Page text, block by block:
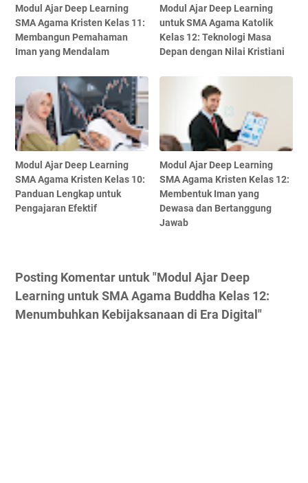
Modul Ajar Deep Learning
SMA Agama Kristen Kelas 11:
Membangun Pemahaman
Iman yang Mendalam
Modul Ajar Deep Learning
untuk SMA Agama Katolik
Kelas 12: Teknologi Masa
Depan dengan Nilai Kristiani
Modul Ajar Deep Learning
SMA Agama Kristen Kelas 10:
Panduan Lengkap untuk
Pengajaran Efektif
Modul Ajar Deep Learning
SMA Agama Kristen Kelas 12:
Membentuk Iman yang
Dewasa dan Bertanggung
Jawab
Posting Komentar untuk "Modul Ajar Deep
Learning untuk SMA Agama Buddha Kelas 12:
Menumbuhkan Kebijaksanaan di Era Digital"